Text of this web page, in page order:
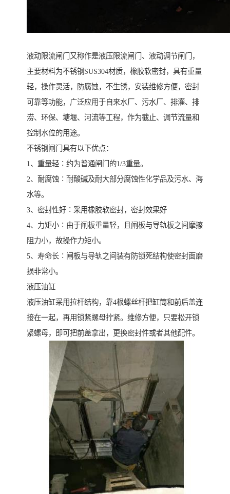
液动限流闸门又称作是液压限流闸门、液动调节闸门，
主要材料为不锈钢SUS304材质，橡胶软密封，具有重量
轻，操作灵活，防腐蚀，不生锈，安装维修方便，密封
可靠等功能，广泛应用于自来水厂、污水厂、排灌、排
涝、环保、塘堰、河流等工程，作为截止、调节流量和
控制水位的用途。
不锈钢闸门具有以下优点：
1、重量轻∶约为普通闸门的1/3重量。
2、耐腐蚀∶耐酸碱及耐大部分腐蚀性化学品及污水、海
水等。
3、密封性好∶采用橡胶软密封，密封效果好
4、力矩小∶由于闸板重量轻，且闸板与导轨板之间摩擦
阻力小，故操作力矩小。
5、寿命长∶闸板与导轨之间装有防锁死结构使密封面磨
损非常小。
液压油缸
液压油缸采用拉杆结构，靠4根螺丝杆把缸筒和前后盖连
接在一起，再用锁紧螺母拧紧。维修方便，只要松开锁
紧螺母，即可把前盖拿出，更换密封件或者其他配件。